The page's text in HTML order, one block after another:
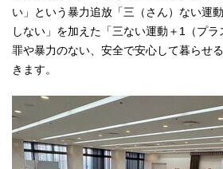
い」という暴力追放「三（さん）ない運
しない」を加えた「三ない運動＋1（プ
罪や暴力のない、安全で安心して暮らせ
きます。